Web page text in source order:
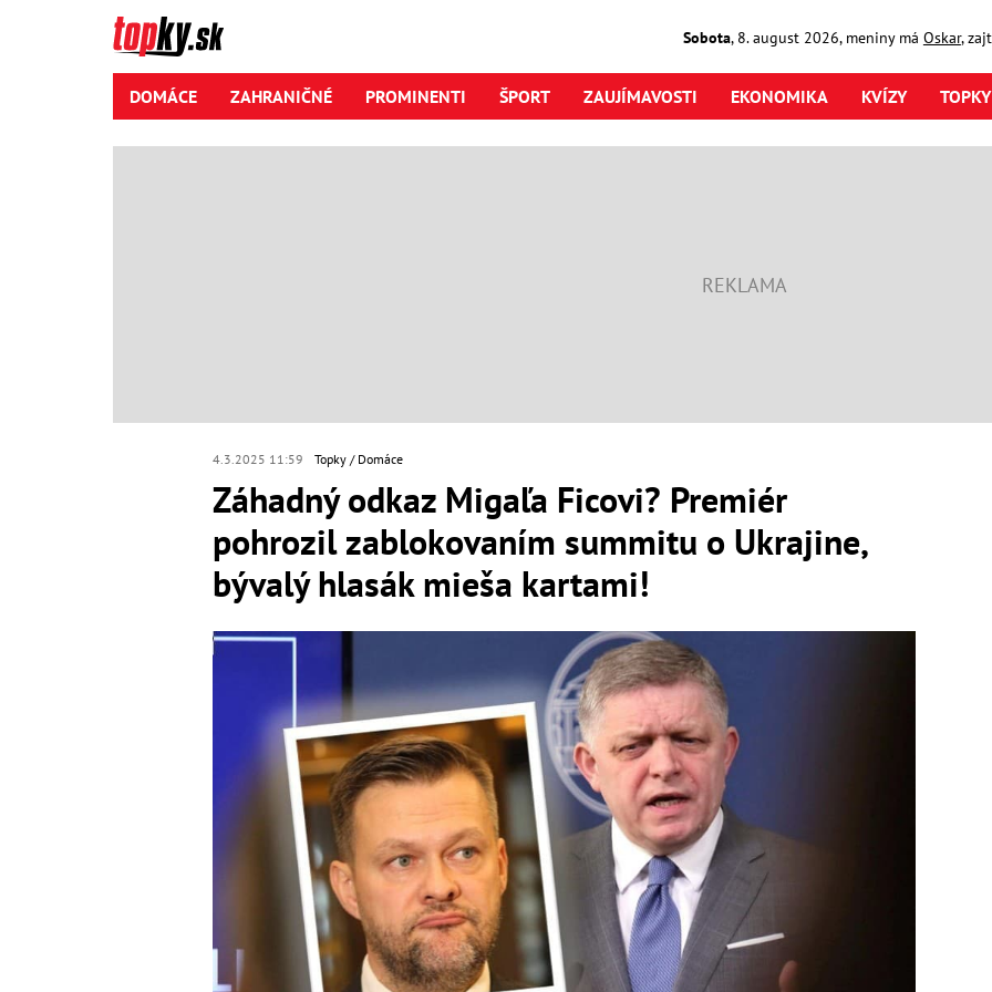
Sobota, 8. august2026, meniny má Oskar,
DOMÁCE ZAHRANIČNÉ PROMINENTI ŠPORT ZAUJÍMAVOSTI EKONOMIKA KVÍZY
4.3.2025 11:59 Topky Domáce
Záhadný odkaz Migaľa Ficovi? Premiér
pohrozil zablokovaním summitu o Ukrajine,
bývalý hlasák mieša kartami!